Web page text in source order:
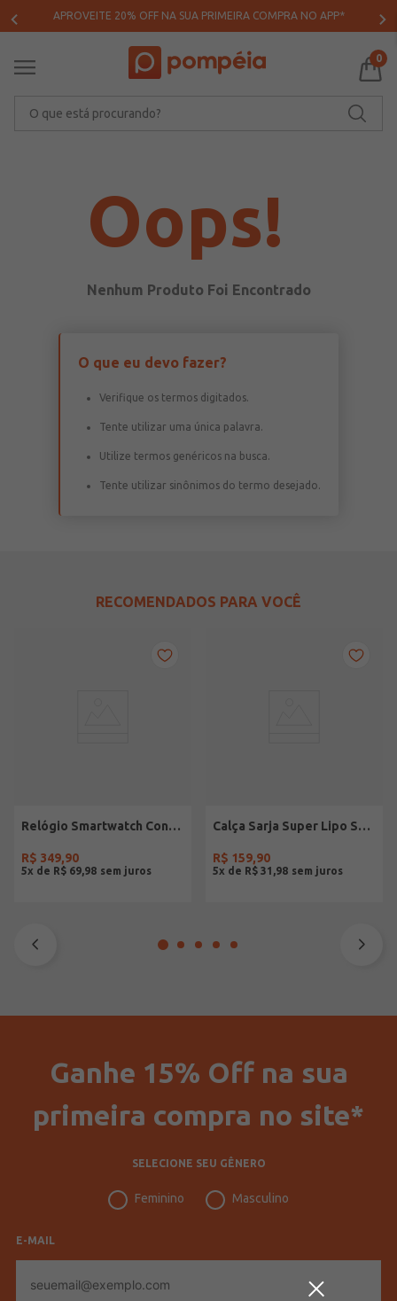
APROVEITE 20% OFF NA SUA PRIMEIRA COMPRA NO APP*
0
Oops!
O que eu devo fazer?
Verifique os termos digitados.
Tente utilizar uma única palavra.
Utilize termos genéricos na busca.
Tente utilizar sinônimos do termo desejado.
RECOMENDADOS PARA VOCÊ
Relógio Smartwatch Condor PRETO
R$ 349,90
5x de R$ 69 98
Calça Sarja Super Lipo Sawary Feminina Preto
R$ 159,90
5x de R$ 31 98
Ganhe 15% Off na sua
primeira compra no site*
SELECIONE SEU GÊNERO
Feminino Masculino
E-MAIL
mail